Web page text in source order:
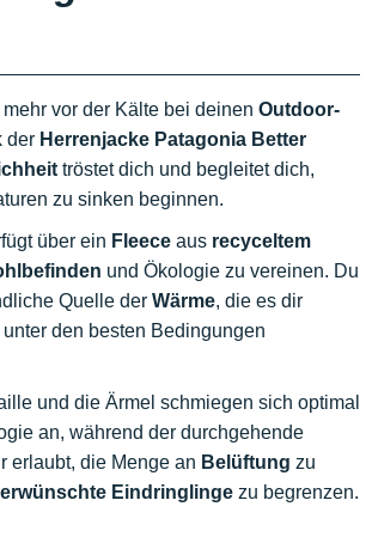
vor der Kälte bei deinen Outdoor-
der Herrenjacke Patagonia Better
tröstet dich und begleitet dich,
zu sinken beginnen.
über ein Fleece aus recyceltem
und Ökologie zu vereinen. Du
Quelle der Wärme, die es dir
den besten Bedingungen
und die Ärmel schmiegen sich optimal
an, während der durchgehende
erlaubt, die Menge an Belüftung zu
Eindringlinge zu begrenzen.